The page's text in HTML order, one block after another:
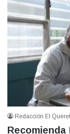
Redacción El
Recomienda